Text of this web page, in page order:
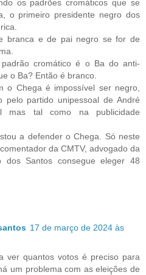
os padrões cromáticos que se
o primeiro presidente negro dos
branca e de pai negro se for de
cromático é o Ba do anti-
o Ba? Então é branco.
o Chega é impossível ser negro,
pelo partido unipessoal de André
mas tal como na publicidade
a defender o Chega. Só neste
da CMTV, advogado da
dos Santos consegue eleger 48
17 de março de 2024 às
ver quantos votos é preciso para
um problema com as eleições de